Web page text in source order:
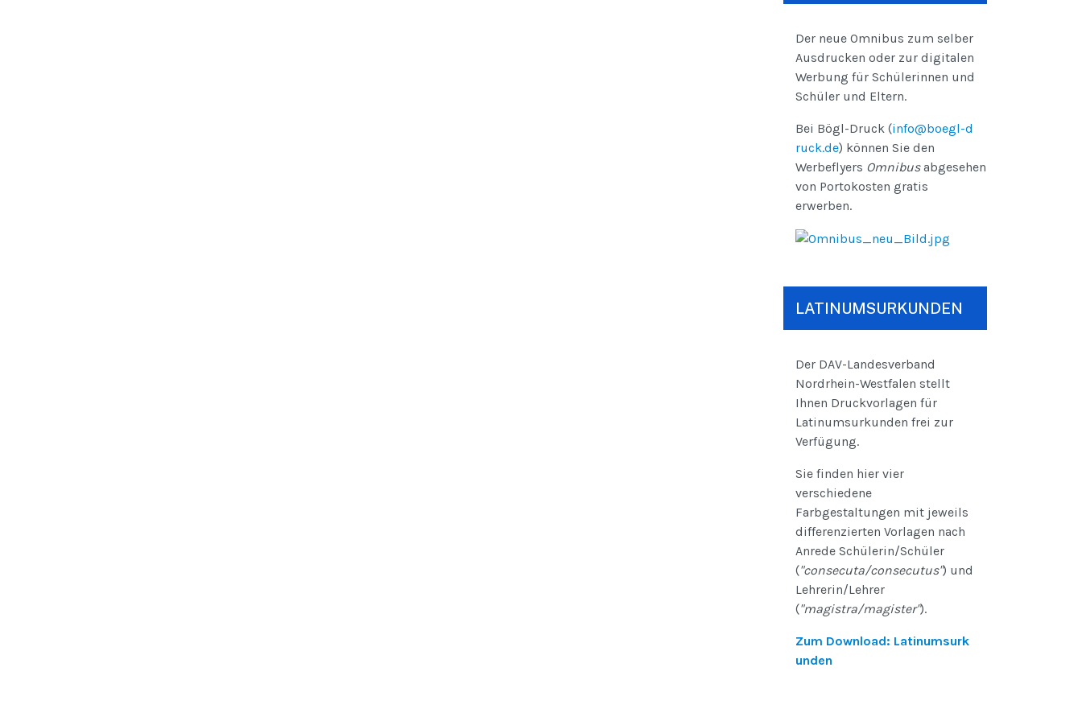
Der neue Omnibus zum selber
Ausdrucken oder zur digitalen
Werbung für Schülerinnen und
Schüler und Eltern.
Bei Bögl-Druck (info@boegl-d
ruck.de) können Sie den
Werbeflyers Omnibusabgesehen
von Portokosten gratis
erwerben.
LATINUMSURKUNDEN
Der DAV-Landesverband
Nordrhein-Westfalen stellt
Ihnen Druckvorlagen für
Latinumsurkunden frei zur
Verfügung.
Sie finden hier vier
verschiedene
Farbgestaltungen mit jeweils
differenzierten Vorlagen nach
Anrede Schülerin/Schüler
("consecuta/consecutus") und
Lehrerin/Lehrer
("magistra/magister").
Zum Download: Latinumsurk
unden